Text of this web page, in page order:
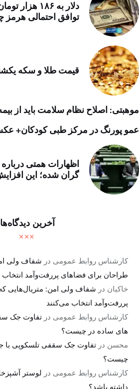
دلار به ۱۸۶
توافق احتمالی هرمز
قیمت طلا و سکه یکشنبه ۱۸ مرداد+
موهبتی: اصلاح نظام سلامت باید از
عمو پورنگ در مرکز طبی کودکان+
گران شده؛ این
آخرین دیدگاه‌ها
کارشناس روابط عمومی در شفاف ولی
طراحان برای فضاهای پررفت‌وآمد انتخاب
خاکیان در شفاف ولی امن: متریال‌هایی
پررفت‌وآمد انتخاب می‌کنند
کارشناس روابط عمومی درتفاوت جک
های ساده در چیست؟
محسن درتفاوت جک سقفی تلسکوپی با
چیست؟
کارشناس روابط عمومی در لوستر
داشته باشد؟